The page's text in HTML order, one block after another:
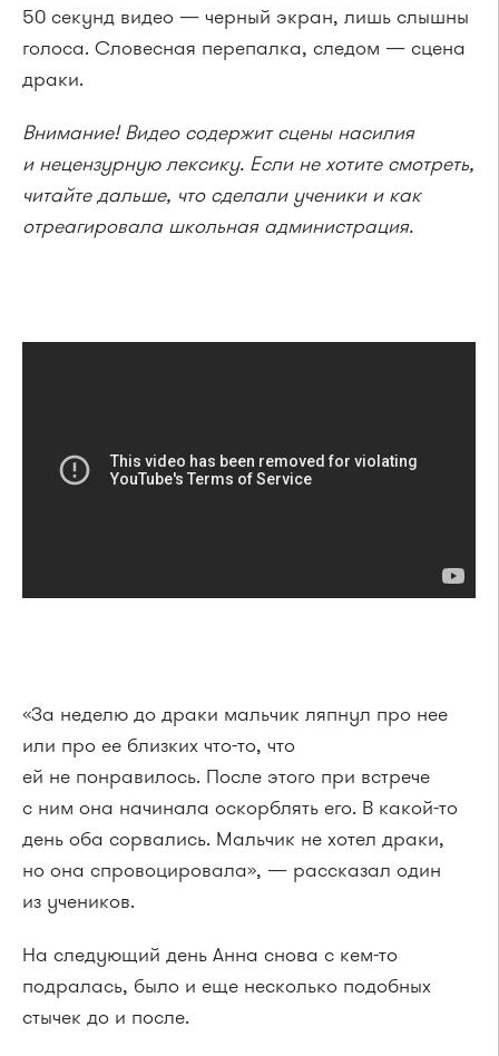
50 секунд видео — черный экран, лишь слышны
голоса. Словесная перепалка, следом — сцена
драки.
Внимание! Видео содержит сцены насилия
и нецензурную лексику. Если не хотите смотреть,
читайте дальше, что сделали ученики и как
отреагировала школьная администрация.
«За неделю до драки мальчик ляпнул про нее
или про ее близких что-то, что
ей не понравилось. После этого при встрече
с ним она начинала оскорблять его. В какой-то
день оба сорвались. Мальчик не хотел драки,
но она спровоцировала», — рассказал один
из учеников.
На следующий день Анна снова с кем-то
подралась, было и еще несколько подобных
стычек до и после.